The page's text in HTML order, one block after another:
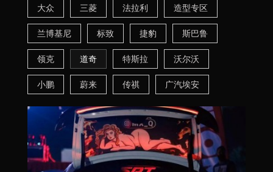
大众 三菱 法拉利 造型专区
兰博基尼 标致 捷豹 斯巴鲁
领克 道奇 特斯拉 沃尔沃
小鹏 蔚来 传祺 广汽埃安